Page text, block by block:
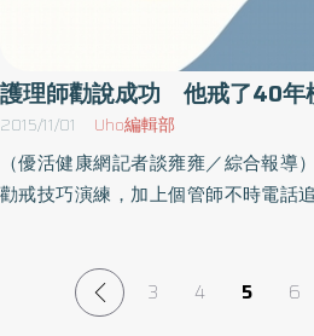
榔不會成癮，但許多研究都證實，檳
在嚼檳者口腔中產生致癌物質、增
產生幸福感、依賴性、唾液增加及心
食，會產生渴望及依賴、耐受性；若
群，如睡眠障礙、情緒不穩、焦慮等
表示，為避免口腔癌發生，最好且有
若有嚼檳榔習慣者，應藉由定期篩檢
榔之原住民可提早自18歲開始，同樣也
護理師勸說成功 他戒了40年
2015/11/01 Uho編輯部
（優活健康網記者談雍雍／綜合報導
勸戒技巧演練，加上個管師不時電話
呼籲紅唇族趕快戒除重獲健康、改
田，在17歲時因為好奇心而開始接觸
3 4 5 6